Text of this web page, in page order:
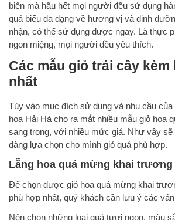
biến mà hầu hết mọi người đều sử dụng
quả biếu đa dạng về hương vị và dinh
nhận, có thể sử dụng được ngay. Là thực
ngon miệng, mọi người đều yêu thích.
Các mẫu giỏ trái cây kèm
nhất
Tùy vào mục đích sử dụng và nhu cầu
hoa Hải Hà cho ra mắt nhiều mẫu giỏ hoa
sang trọng, với nhiều mức giá. Như vậy sẽ
dàng lựa chọn cho mình giỏ quả phù hợp.
Lẵng hoa quả mừng khai trương
Để chọn được giỏ hoa quả mừng khai
phù hợp nhất, quý khách cần lưu ý các
Nên chọn những loại quả tươi ngon, màu